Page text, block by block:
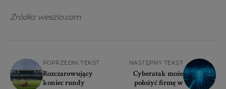
Źródło: weszlo.com
POPRZEDNI TEKST
Rozczarowujący
koniec rundy
NASTĘPNY TEKST
Cyberatak może
położyć firmę w